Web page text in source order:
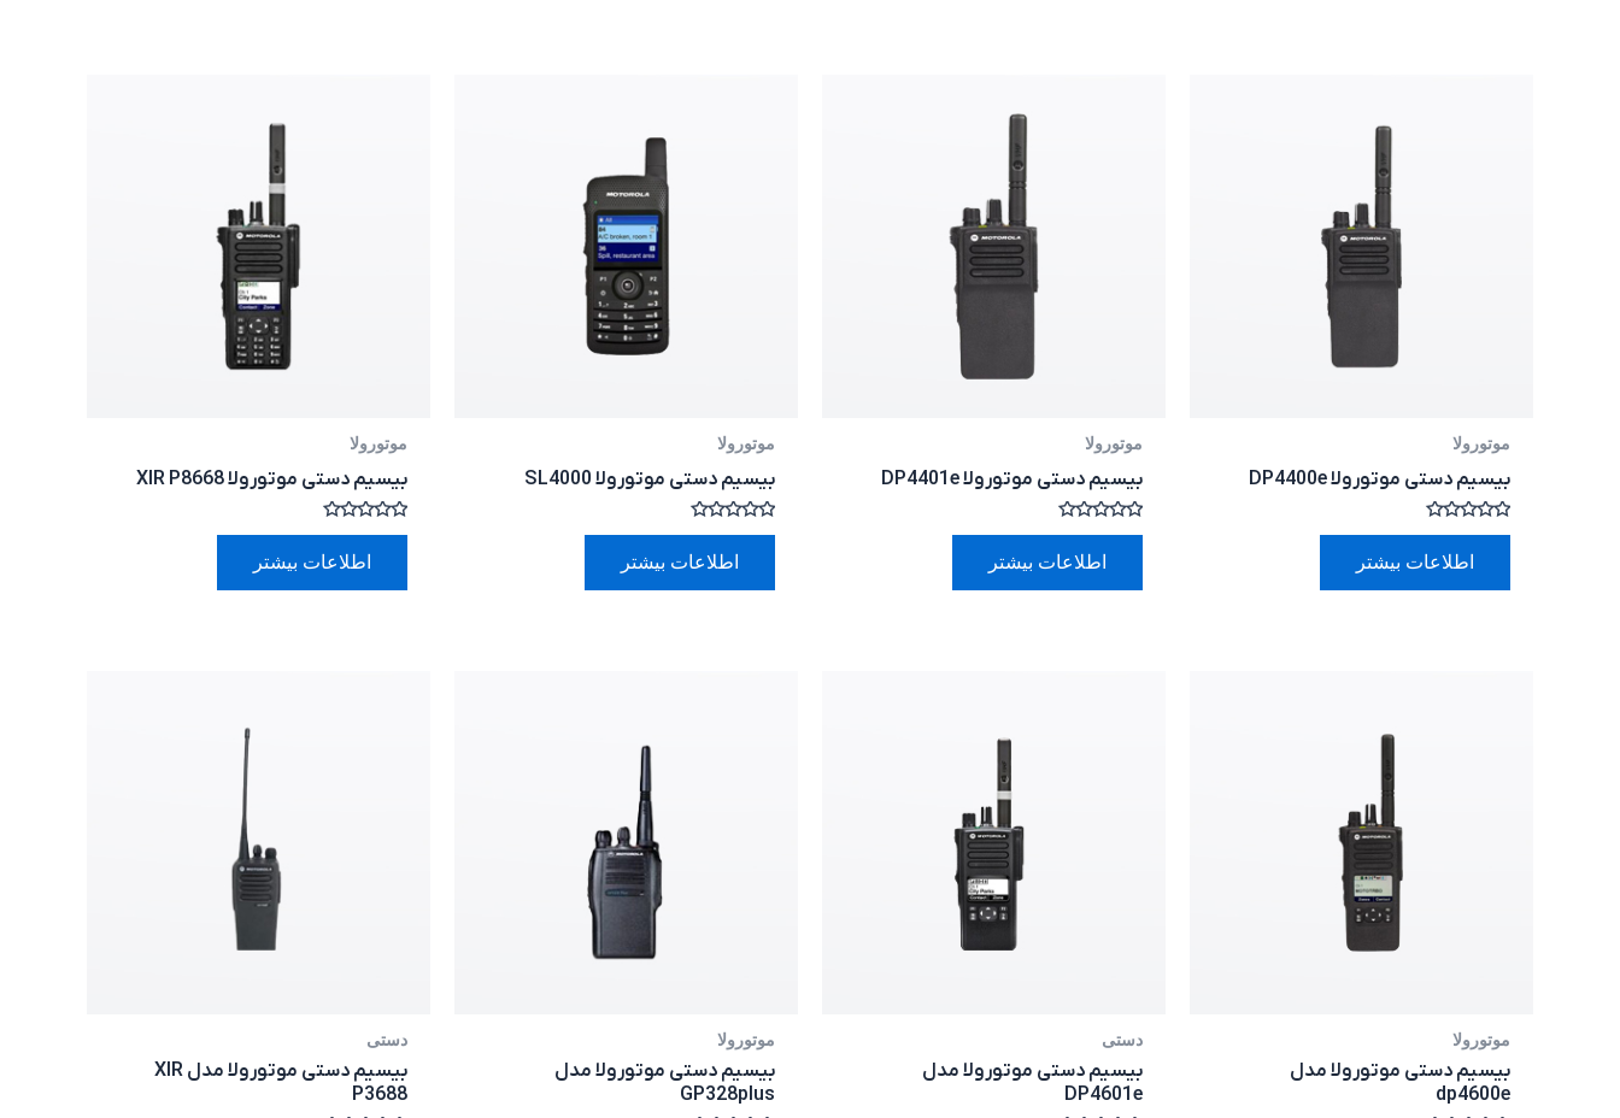
موتورولا
بیسیم دستی موتورولا DP4400e
امتیاز
اطلاعات بیشتر
موتورولا
بیسیم دستی موتورولا DP4401e
امتیاز
اطلاعات بیشتر
موتورولا
بیسیم دستی موتورولا SL4000
امتیاز
اطلاعات بیشتر
موتورولا
بیسیم دستی موتورولا XIR P8668
امتیاز
اطلاعات بیشتر
موتورولا
بیسیم دستی موتورولا مدل
dp4600e
دستی
بیسیم دستی موتورولا مدل
DP4601e
موتورولا
بیسیم دستی موتورولا مدل
GP328plus
دستی
بیسیم دستی موتورولا مدل XIR
P3688